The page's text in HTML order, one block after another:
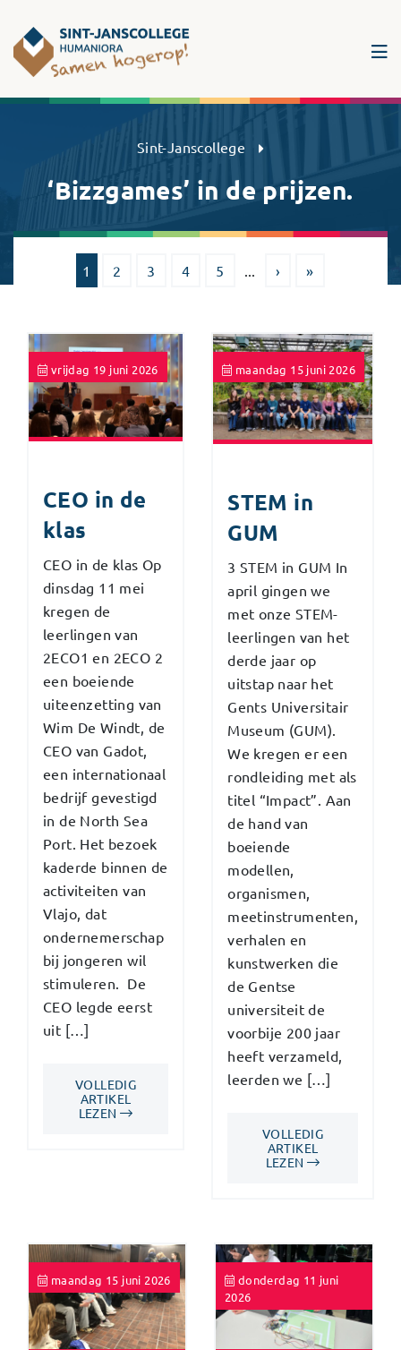
Sint-Janscollege Humaniora
Sint-Janscollege
‘Bizzgames’ in de prijzen.
1 2 3 4 5 › »
vrijdag 19 juni 2026
CEO in de
klas
CEO in de klas Op
dinsdag 11 mei
kregen de
leerlingen van
2ECO1 en 2ECO 2
een boeiende
uiteenzetting van
Wim De Windt, de
CEO van Gadot,
een internationaal
bedrijf gevestigd
in de North Sea
Port. Het bezoek
kaderde binnen de
activiteiten van
Vlajo, dat
ondernemerschap
bij jongeren wil
stimuleren. De
CEO legde eerst
uit […]
VOLLEDIG
ARTIKEL
LEZEN
maandag 15 juni 2026
STEM in
GUM
3 STEM in GUM In
april gingen we
met onze STEM-
leerlingen van het
derde jaar op
uitstap naar het
Gents Universitair
Museum (GUM).
We kregen er een
rondleiding met als
titel “Impact”. Aan
de hand van
boeiende
modellen,
organismen,
meetinstrumenten,
verhalen en
kunstwerken die
de Gentse
universiteit de
voorbije 200 jaar
heeft verzameld,
leerden we […]
VOLLEDIG
ARTIKEL
LEZEN
maandag 15 juni 2026
donderdag 11 juni
2026